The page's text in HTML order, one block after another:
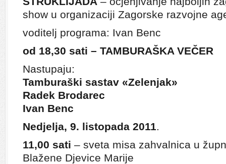
show u organizaciji Zagorske razvojne
voditelj programa: Ivan Benc
od 18,30 sati – TAMBURAŠKA VEČER
Nastupaju:
Tamburaški sastav «Zelenjak»
Radek Brodarec
Ivan Benc
Nedjelja, 9. listopada 2011.
11,00 sati – sveta misa zahvalnica u
Blažene Djevice Marije